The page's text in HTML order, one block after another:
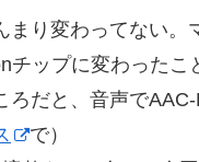
まり変わってない。
チップに変わったこ
ろだと、音声で
で）